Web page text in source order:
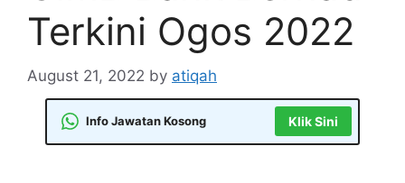
Terkini Ogos 2022
August 21, 2022 by atiqah
Info Jawatan Kosong Klik Sini